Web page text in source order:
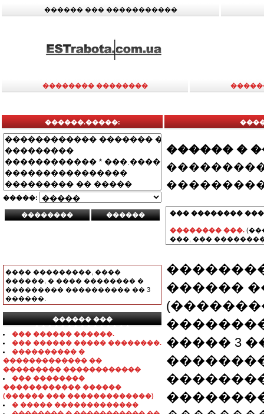
������ ��� �����������
�������� ��������
������.�����:
�����:
���� ���������, ����
������, � ���� �������� �
��������� ���������� �� 3
������.
������ ���
���������������
��� ������ ������.
��� ������ ����� ��������.
���������� �
������������� ��
��������� ������������
��� ��������
������������ ������
(������ ��� �������������)
� ����� �������������
������ �
��� ��������
�������� ���.
���, ���
������
����� 3